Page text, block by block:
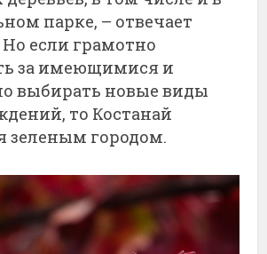
парке, – отвечает
Но если грамотно
за имеющимися и
выбирать новые виды
то Костанай
зеленым городом.